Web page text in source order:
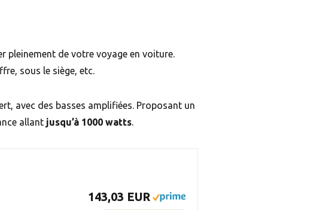
pleinement de votre voyage en voiture.
sous le siège, etc.
avec des basses amplifiées. Proposant un
allant jusqu’à 1000 watts.
143,03 EUR